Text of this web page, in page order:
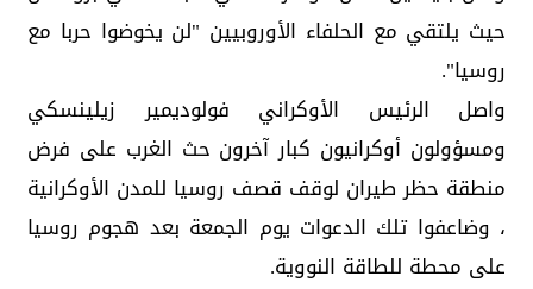
حيث يلتقي مع الحلفاء الأوروبيين "لن يخوضوا حربا مع
روسيا".
واصل الرئيس الأوكراني فولوديمير زيلينسكي
ومسؤولون أوكرانيون كبار آخرون حث الغرب على فرض
منطقة حظر طيران لوقف قصف روسيا للمدن الأوكرانية
، وضاعفوا تلك الدعوات يوم الجمعة بعد هجوم روسيا
على محطة للطاقة النووية.